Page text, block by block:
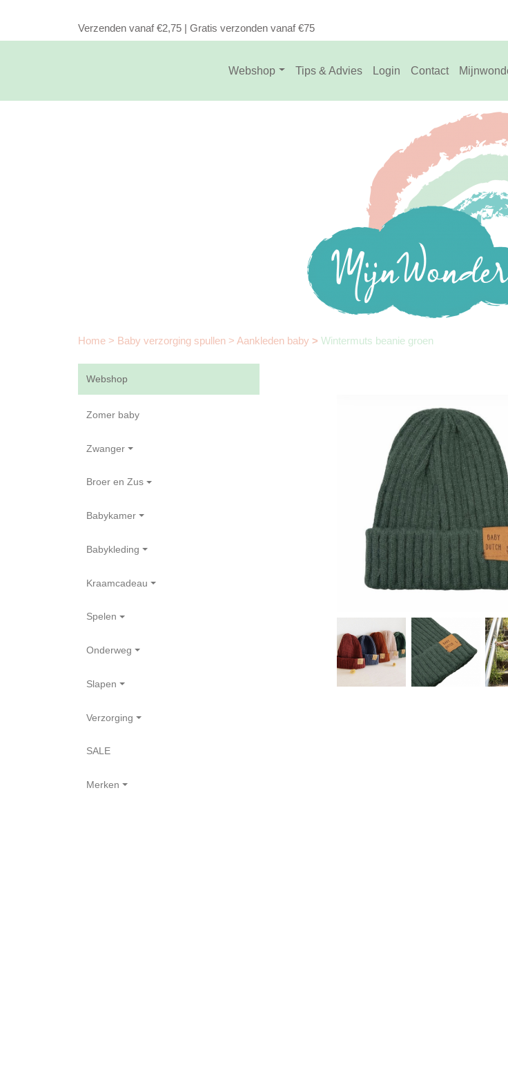
Verzenden vanaf €2,75 | Gratis verzonden vanaf €75
Contact
Login
Tips & Advies
Webshop
Home > Baby verzorging spullen >Aankleden baby> Wintermuts beanie groen
Webshop
Zomer baby
Zwanger
Broer en Zus
Babykamer
Babykleding
Kraamcadeau
Spelen
Onderweg
Slapen
Verzorging
SALE
Merken